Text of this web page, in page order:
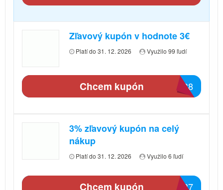
Zľavový kupón v hodnote 3€
Platí do 31. 12. 2026 Využilo 99 ľudí
A8C8
Chcem kupón
3% zľavový kupón na celý
nákup
Platí do 31. 12. 2026 Využilo 6 ľudí
5737
Chcem kupón